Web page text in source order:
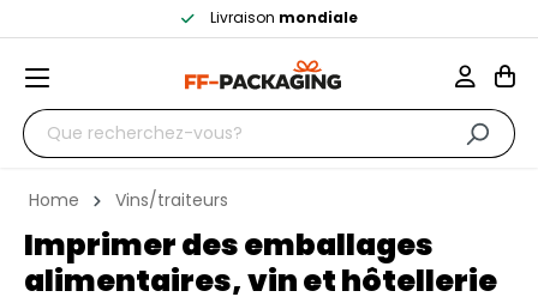
Livraison mondiale
Home Vins/traiteurs
Imprimer des emballages
alimentaires, vin et hôtellerie